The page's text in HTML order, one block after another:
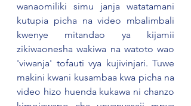
wanaomiliki simu janja watatamani
kutupia picha na video mbalimbali
kwenye mitandao ya kijamii
zikiwaonesha wakiwa na watoto wao
'viwanja' tofauti vya kujivinjari. Tuwe
makini kwani kusambaa kwa picha na
video hizo huenda kukawa ni chanzo